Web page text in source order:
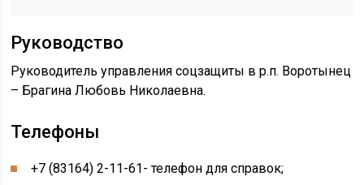
Руководство
Руководитель управления соцзащиты в р.п. Воротынец
– Брагина Любовь Николаевна.
Телефоны
+7 (83164) 2-11-61- телефон для справок;